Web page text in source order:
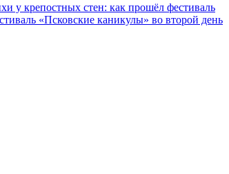
у крепостных стен: как прошёл фестиваль
«Псковские каникулы» во второй день